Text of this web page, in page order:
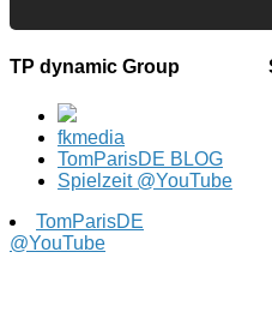
TP dynamic Group
fkmedia
TomParisDE BLOG
Spielzeit @YouTube
TomParisDE
@YouTube